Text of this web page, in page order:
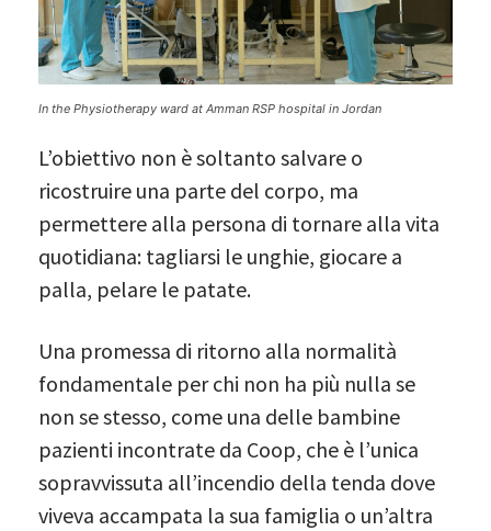
In the Physiotherapy ward at Amman RSP hospital in Jordan
L’obiettivo non è soltanto salvare o
ricostruire una parte del corpo, ma
permettere alla persona di tornare alla vita
quotidiana: tagliarsi le unghie, giocare a
palla, pelare le patate.
Una promessa di ritorno alla normalità
fondamentale per chi non ha più nulla se
non se stesso, come una delle bambine
pazienti incontrate da Coop, che è l’unica
sopravvissuta all’incendio della tenda dove
viveva accampata la sua famiglia o un’altra